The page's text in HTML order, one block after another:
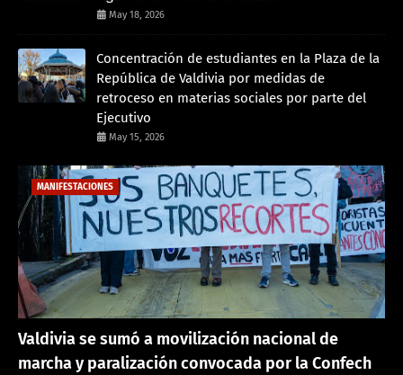
May 18, 2026
Concentración de estudiantes en la Plaza de la
República de Valdivia por medidas de
retroceso en materias sociales por parte del
Ejecutivo
May 15, 2026
MANIFESTACIONES
Valdivia se sumó a movilización nacional de
marcha y paralización convocada por la Confech